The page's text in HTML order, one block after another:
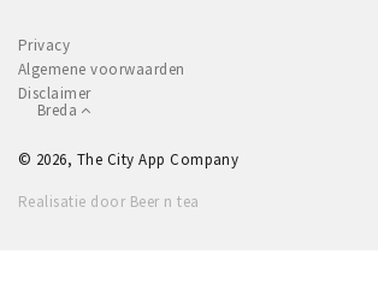
Privacy
Algemene voorwaarden
Disclaimer
Breda
© 2026, The City App Company
Realisatie door Beer n tea